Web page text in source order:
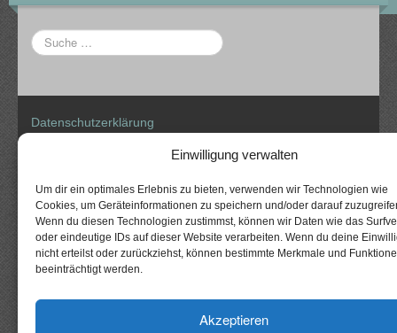
Einwilligung verwalten
Um dir ein optimales Erlebnis zu bieten, verwenden wir Technologien wie
Cookies, um Geräteinformationen zu speichern und/oder darauf
Wenn du diesen Technologien zustimmst, können wir Daten wie das
oder eindeutige IDs auf dieser Website verarbeiten. Wenn du deine
nicht erteilst oder zurückziehst, können bestimmte Merkmale und
beeinträchtigt werden.
Akzeptieren
Datenschutzerklärung
CyberChimps WordPress Themes
© The Gallows
Fellows